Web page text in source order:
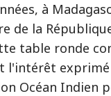
à
de la
table ronde
l'intérêt
Océan Indien